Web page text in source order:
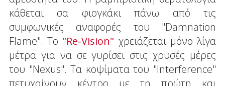
κάθεται σα φιογκάκι πάνω από τις
συμφωνικές αναφορές του "Damnation
Flame". Το "Re-Vision" χρειάζεται μόνο λίγα
μέτρα για να σε γυρίσει στις χρυσές μέρες
του "Nexus". Τα κοψίματα του "Interference"